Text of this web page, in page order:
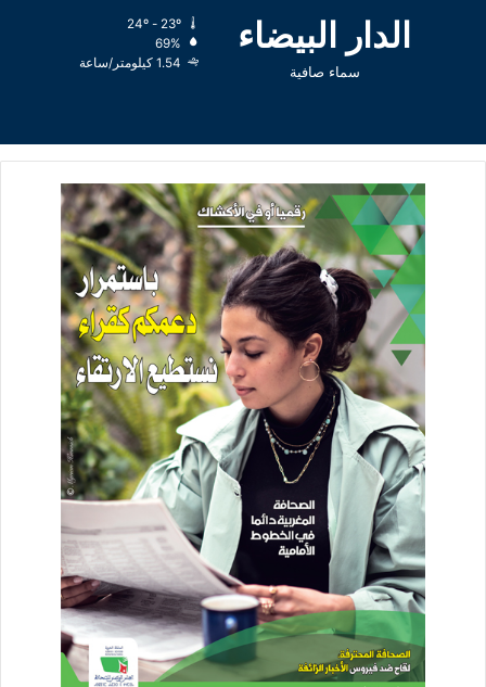
الدار البيضاء
سماء صافية
69%
1.54 كيلومتر/ساعة